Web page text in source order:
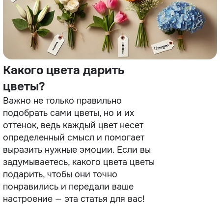
Какого цвета дарить
цветы?
Важно не только правильно
подобрать сами цветы, но и их
оттенок, ведь каждый цвет несет
определенный смысл и помогает
выразить нужные эмоции. Если вы
задумываетесь, какого цвета цветы
подарить, чтобы они точно
понравились и передали ваше
настроение — эта статья для вас!